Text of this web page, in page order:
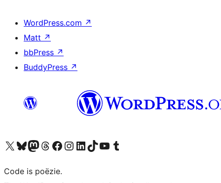
WordPress.com ↗
Matt ↗
bbPress ↗
BuddyPress ↗
Bezoek ons X (voorheen Twitter) account
Bezoek ons Bluesky account
Bezoek ons Mastodon account
Bezoek ons Threads account
Onze Facebook pagina bezoeken
Bezoek ons Instagram account
Bezoek ons LinkedIn account
Bezoek ons TikTok account
Bezoek ons YouTube kanaalBezoek ons Tumblr account
Code is poëzie.